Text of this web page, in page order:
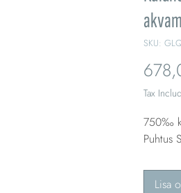
SKU:
Tax
750‰
Puhtus
Lisa